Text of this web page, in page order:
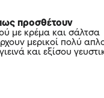
προσθέτουν
με κρέμα και σάλτσα
μερικοί πολύ
και εξίσου